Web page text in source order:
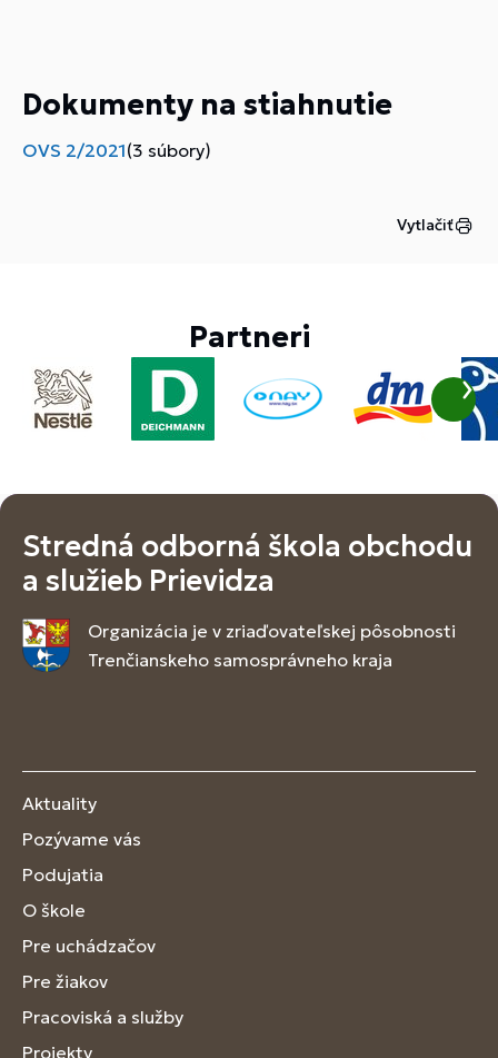
Dokumenty na stiahnutie
OVS 2/2021(3 súbory)
Vytlačiť
Partneri
Stredná odborná škola obchodu
a služieb Prievidza
Organizácia je v zriaďovateľskej pôsobnosti
Trenčianskeho samosprávneho kraja
Aktuality
Pozývame vás
Podujatia
O škole
Pre uchádzačov
Pre žiakov
Pracoviská a služby
Projekty